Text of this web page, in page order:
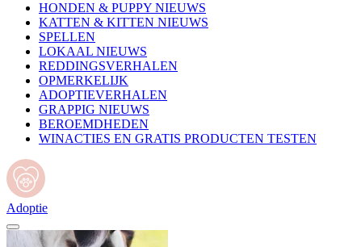
HONDEN & PUPPY NIEUWS
KATTEN & KITTEN NIEUWS
SPELLEN
LOKAAL NIEUWS
REDDINGSVERHALEN
OPMERKELIJK
ADOPTIEVERHALEN
GRAPPIG NIEUWS
BEROEMDHEDEN
WINACTIES EN GRATIS PRODUCTEN TESTEN
Adoptie